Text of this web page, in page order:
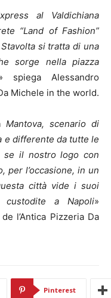
al Valdichiana
“Land of Fashion”
si tratta di una
sorge nella piazza
spiega Alessandro
Michele in the world.
Mantova, scenario di
e differente da tutte le
se il nostro logo con
per l’occasione, in un
città vide i suoi
a Napoli»
l’Antica Pizzeria Da
Pinterest